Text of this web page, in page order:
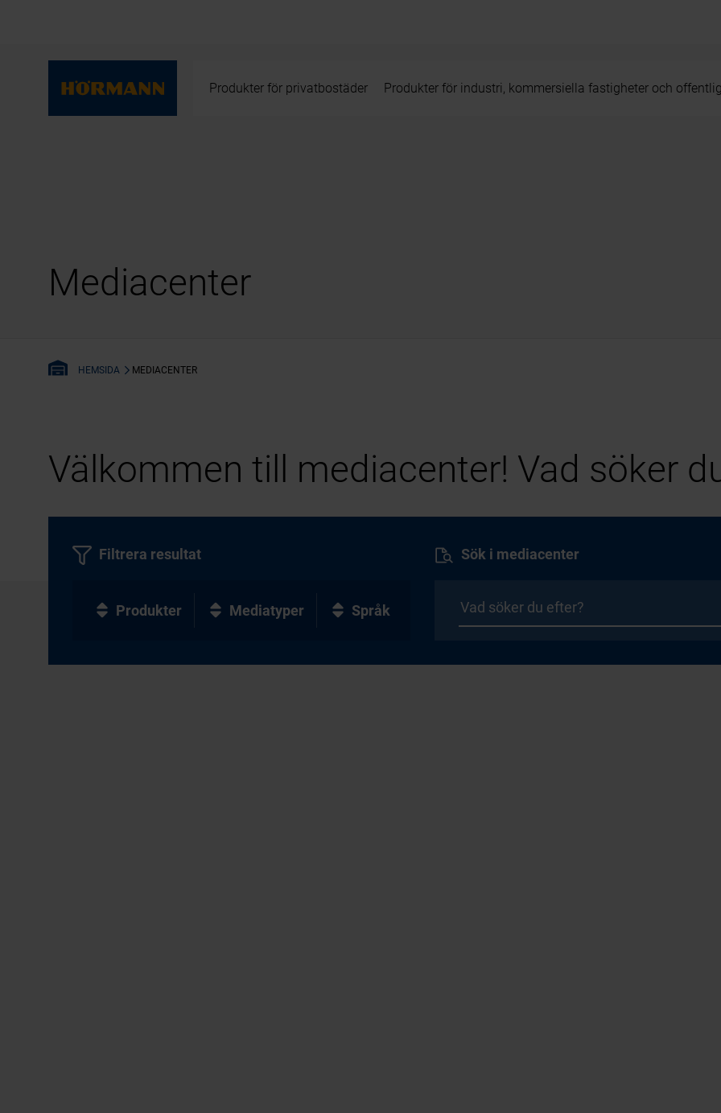
Produkter för privatbostäder Produkter för industri, kommersiella fastigheter och
Mediacenter
HEMSIDA MEDIACENTER
Välkommen till mediacenter! Vad söker
Sök i mediacenter
Filtrera resultat
Produkter Mediatyper Språk